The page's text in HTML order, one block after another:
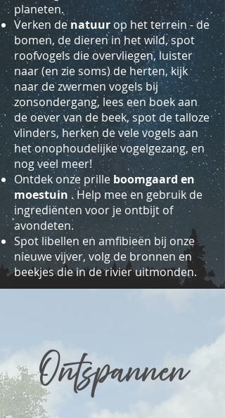
planeten.
Verken denatuurop het terrein - de
bomen, de dieren in het wild, spot
roofvogels die overvliegen, luister
naar (en zie soms) de herten, kijk
naar de zwermen vogels bij
zonsondergang, lees een boek aan
de oever van de beek, spot de talloze
vlinders, herken de vele vogels aan
het onophoudelijke vogelgezang, en
nog veel meer!
Ontdek onze prille boomgaard en
moestuin. Help mee en gebruik de
ingrediënten voor je ontbijt of
avondeten.
Spot libellen en amfibieën bij onze
nieuwe vijver, volg de bronnen en
beekjes die in de rivier uitmonden.
Ontspannen